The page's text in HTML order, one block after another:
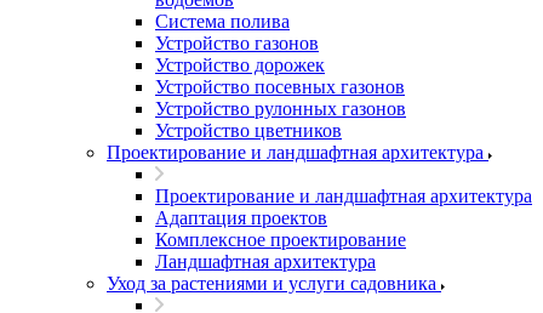
Система полива
Устройство газонов
Устройство дорожек
Устройство посевных газонов
Устройство рулонных газонов
Устройство цветников
Проектирование и ландшафтная архитектура
Проектирование и ландшафтная архитектура
Адаптация проектов
Комплексное проектирование
Ландшафтная архитектура
Уход за растениями и услуги садовника